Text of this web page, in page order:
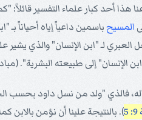
أحد كبار علماء التفسير قائلاً:
المسيحباسمين داعياً إياه أحياناً بـ
لـ "ابن الإنسان" والذي يشير
الإنسان" إلى طبيعته البشرية".
فالذي "ولد من نسل داود بحسب
). بالنتيجة علينا أن نؤمن بالابن